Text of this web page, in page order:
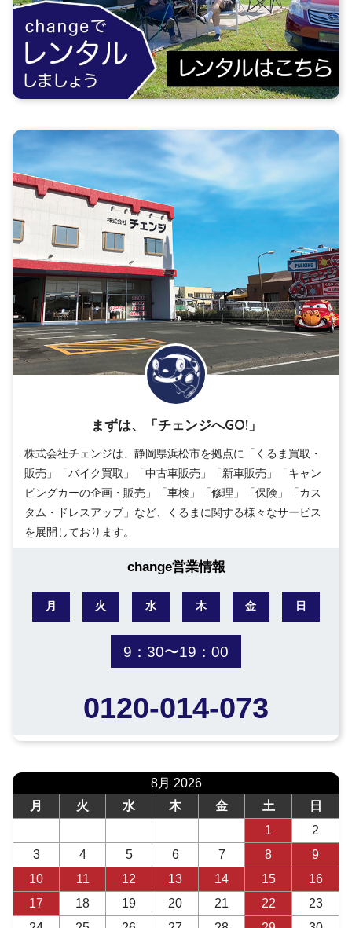
まずは、「チェンジへGO!」
株式会社チェンジは、静岡県浜松市を拠点に「くるま買取・
販売」「バイク買取」「中古車販売」「新車販売」「キャン
ピングカーの企画・販売」「車検」「修理」「保険」「カス
タム・ドレスアップ」など、くるまに関する様々なサービス
を展開しております。
change営業情報
月 火 水 木 金 日
9：30〜19：00
0120-014-073
8月 2026
月
火 水 木 金 土
日
1
2
3
4 5 6 7 8
9
10
11 12 13 14 15
16
17
18 19 20 21 22
23